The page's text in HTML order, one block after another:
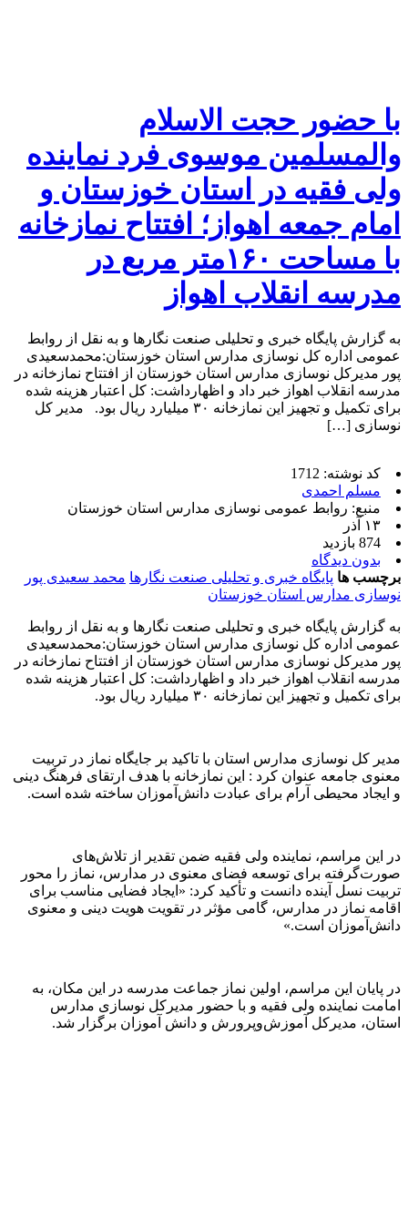
با حضور حجت الاسلام
والمسلمین موسوی فرد نماینده
ولی فقیه در استان خوزستان و
امام جمعه اهواز؛ افتتاح نمازخانه
با مساحت ۱۶۰متر مربع در
مدرسه انقلاب اهواز
به گزارش پایگاه خبری و تحلیلی صنعت نگارها و به نقل از روابط
عمومی اداره کل نوسازی مدارس استان خوزستان:محمدسعیدی
پور مدیرکل نوسازی مدارس استان خوزستان از افتتاح نمازخانه در
مدرسه انقلاب اهواز خبر داد و اظهارداشت: کل اعتبار هزینه شده
برای تکمیل و تجهیز این نمازخانه ۳۰ میلیارد ریال بود. مدیر کل
نوسازی […]
کد نوشته: 1712
مسلم احمدی
منبع: روابط عمومی نوسازی مدارس استان خوزستان
۱۳ آذر
874 بازدید
بدون دیدگاه
برچسب ها پایگاه خبری و تحلیلی صنعت نگارها محمد سعیدی پور
نوسازی مدارس استان خوزستان
به گزارش پایگاه خبری و تحلیلی صنعت نگارها و به نقل از روابط
عمومی اداره کل نوسازی مدارس استان خوزستان:محمدسعیدی
پور مدیرکل نوسازی مدارس استان خوزستان از افتتاح نمازخانه در
مدرسه انقلاب اهواز خبر داد و اظهارداشت: کل اعتبار هزینه شده
برای تکمیل و تجهیز این نمازخانه ۳۰ میلیارد ریال بود.
مدیر کل نوسازی مدارس استان با تاکید بر جایگاه نماز در تربیت
معنوی جامعه عنوان کرد : این نمازخانه با هدف ارتقای فرهنگ دینی
و ایجاد محیطی آرام برای عبادت دانش‌آموزان ساخته شده است.
در این مراسم، نماینده ولی فقیه ضمن تقدیر از تلاش‌های
صورت‌گرفته برای توسعه فضای معنوی در مدارس، نماز را محور
تربیت نسل آینده دانست و تأکید کرد: «ایجاد فضایی مناسب برای
اقامه نماز در مدارس، گامی مؤثر در تقویت هویت دینی و معنوی
دانش‌آموزان است.»
در پایان این مراسم، اولین نماز جماعت مدرسه در این مکان، به
امامت نماینده ولی فقیه و با حضور مدیرکل نوسازی مدارس
استان، مدیرکل آموزش‌وپرورش و دانش آموزان برگزار شد.